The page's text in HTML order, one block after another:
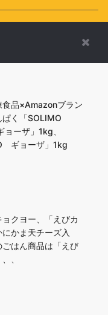
丈夫なんですか？
ぎり丸」は、チャレン
を言えば豚角煮が美味
店「Picard」の最新売
はどうかな？
コの知らない冷凍食品
食品×Amazonブラン
く「SOLIMO
ョーザ」1kg、
ギョーザ」1kg
クヨー、「えびカ
かま天チーズ入
ごはん商品は「えび
、